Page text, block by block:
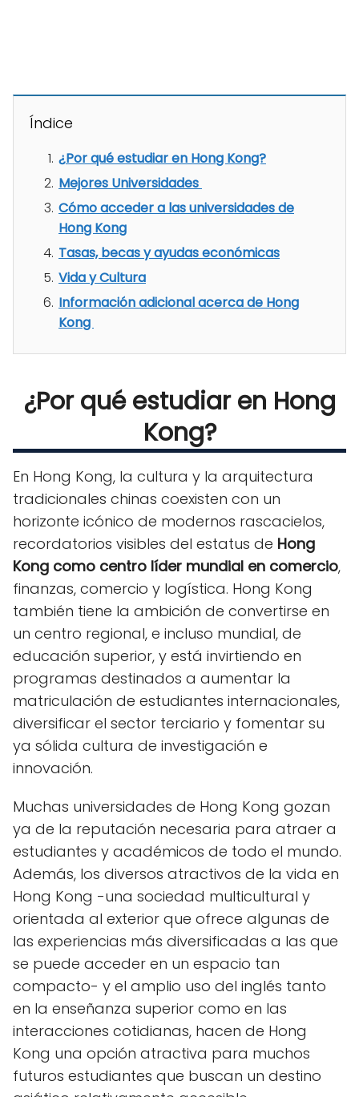
Índice
¿Por qué estudiar en Hong Kong?
Mejores Universidades
Cómo acceder a las universidades de
Hong Kong
Tasas, becas y ayudas económicas
Vida y Cultura
Información adicional acerca de Hong
Kong
¿Por qué estudiar en Hong
Kong?
En Hong Kong, la cultura y la arquitectura
tradicionales chinas coexisten con un
horizonte icónico de modernos rascacielos,
recordatorios visibles del estatus de Hong
Kong como centro líder mundial en comercio,
finanzas, comercio y logística. Hong Kong
también tiene la ambición de convertirse en
un centro regional, e incluso mundial, de
educación superior, y está invirtiendo en
programas destinados a aumentar la
matriculación de estudiantes internacionales,
diversificar el sector terciario y fomentar su
ya sólida cultura de investigación e
innovación.
Muchas universidades de Hong Kong gozan
ya de la reputación necesaria para atraer a
estudiantes y académicos de todo el mundo.
Además, los diversos atractivos de la vida en
Hong Kong -una sociedad multicultural y
orientada al exterior que ofrece algunas de
las experiencias más diversificadas a las que
se puede acceder en un espacio tan
compacto- y el amplio uso del inglés tanto
en la enseñanza superior como en las
interacciones cotidianas, hacen de Hong
Kong una opción atractiva para muchos
futuros estudiantes que buscan un destino